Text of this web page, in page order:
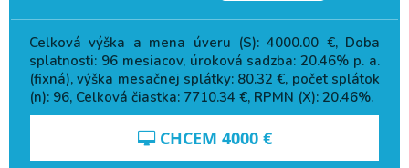
Celková výška a mena úveru (S):4000.00 €, Doba
splatnosti: 96mesiacov, úroková sadzba:20.46% p. a.
(fixná), výška mesačnej splátky: 80.32 €, počet splátok
(n): 96, Celková čiastka: 7710.34 €, RPMN (X): 20.46%.
CHCEM 4000€